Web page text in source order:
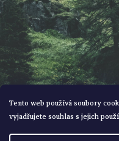
Tento web používá soubory
vyjadřujete souhlas s jejich